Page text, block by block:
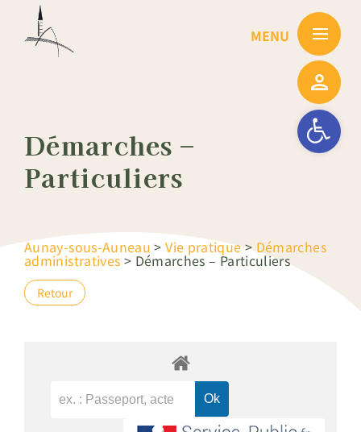
Ouvrir la
Démarches –
Particuliers
Aunay-sous-Auneau >Vie pratique>Démarches
administratives > Démarches – Particuliers
Retour